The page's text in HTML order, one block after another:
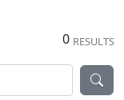
0 RESULTS